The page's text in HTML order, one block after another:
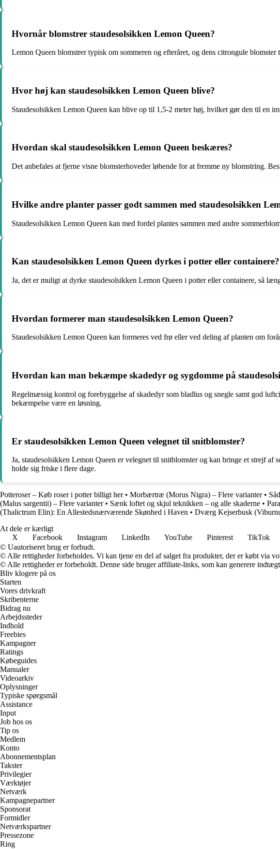
Hvornår blomstrer staudesolsikken Lemon Queen?
Lemon Queen blomstrer typisk om sommeren og efteråret, og dens citrongule
Hvor høj kan staudesolsikken Lemon Queen blive?
Staudesolsikken Lemon Queen kan blive op til 1,5-2 meter høj, hvilket gør den til en
Hvordan skal staudesolsikken Lemon Queen beskæres?
Det anbefales at fjerne visne blomsterhoveder løbende for at fremme ny blomstring.
Hvilke andre planter passer godt sammen med staudesolsikken
Staudesolsikken Lemon Queen kan med fordel plantes sammen med andre
Kan staudesolsikken Lemon Queen dyrkes i potter eller containere?
Ja, det er muligt at dyrke staudesolsikken Lemon Queen i potter eller containere, så
Hvordan formerer man staudesolsikken Lemon Queen?
Staudesolsikken Lemon Queen kan formeres ved frø eller ved deling af planten om
Hvordan kan man bekæmpe skadedyr og sygdomme på
Regelmæssig kontrol og forebyggelse af skadedyr som bladlus og snegle samt god
bekæmpelse være en løsning.
Er staudesolsikken Lemon Queen velegnet til snitblomster?
Ja, staudesolsikken Lemon Queen er velegnet til snitblomster og kan bringe et strejf
holde sig friske i flere dage.
Potteroser – Køb roser i potter billigt her• Morbærtræ (Morus Nigra) – Flere varianter•
(Malus sargentii) – Flere varianter• Sænk loftet og skjul teknikken – og alle skaderne •
(Thalictrum Elin): En Allestedsnærværende Skønhed i Haven • Dværg Kejserbusk
At dele er kærligt
X
Facebook Instagram LinkedIn YouTube Pinterest TikTok
© Uautoriseret brug er forbudt.
© Alle rettigheder forbeholdes. Vi kan tjene en del af salget fra produkter, der er købt via
© Alle rettigheder er forbeholdt. Denne side bruger affiliate-links, som kan generere
Bliv klogere på os
Starten
Vores drivkraft
Skribenterne
Bidrag nu
Arbejdssteder
Indhold
Freebies
Kampagner
Ratings
Købeguides
Manualer
Videoarkiv
Oplysninger
Typiske spørgsmål
Assistance
Input
Job hos os
Tip os
Medlem
Konto
Abonnementsplan
Takster
Privilegier
Værktøjer
Netværk
Kampagnepartner
Sponsorat
Formidler
Netværkspartner
Pressezone
Ring